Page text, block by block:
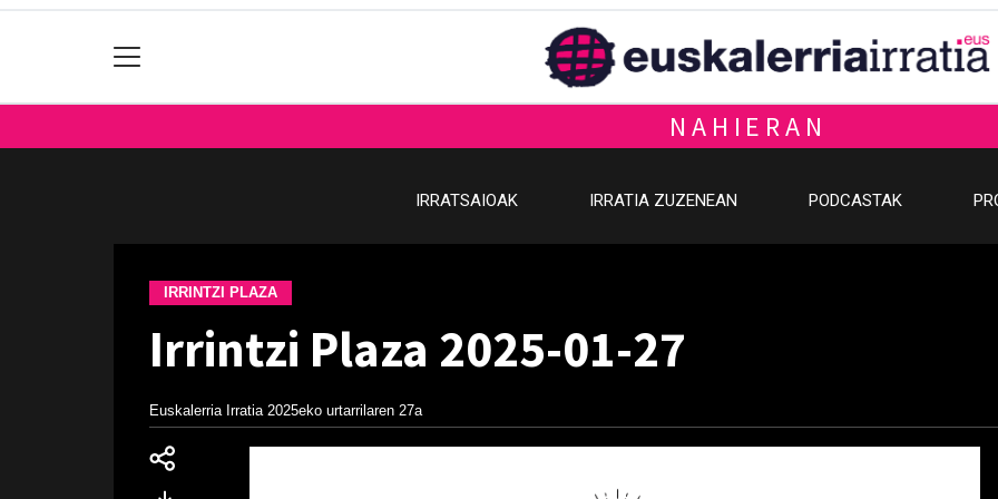
NAHIERAN
IRRATSAIOAK IRRATIA ZUZENEAN PODCASTAK
IRRINTZI PLAZA
Irrintzi Plaza 2025-01-27
Euskalerria Irratia 2025eko urtarrilaren 27a